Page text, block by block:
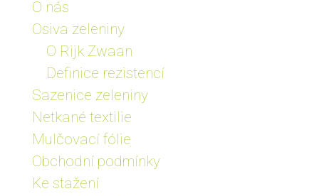
O nás
Osiva zeleniny
O Rijk Zwaan
Definice rezistencí
Sazenice zeleniny
Netkané textilie
Mulčovací fólie
Obchodní podmínky
Ke stažení